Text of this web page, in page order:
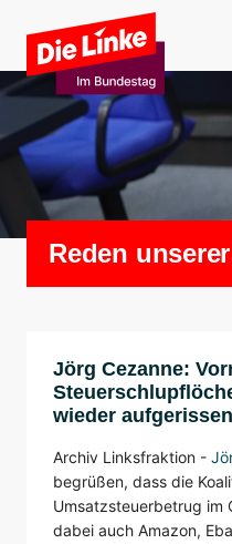
Zum Hauptinhalt springen
Reden
Jörg Cezanne:
wieder aufgerissen
Archiv Linksfraktion -
begrüßen, dass die
Umsatzsteuerbetrug im
dabei auch Amazon,